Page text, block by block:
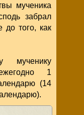
мученика
забрал
до того, как
мученику
1
(14